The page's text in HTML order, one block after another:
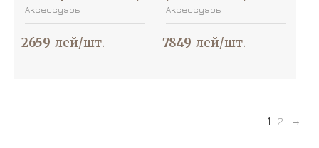
Аксессуары
2659 лей/шт.
Аксессуары
7849 лей/шт.
1 2